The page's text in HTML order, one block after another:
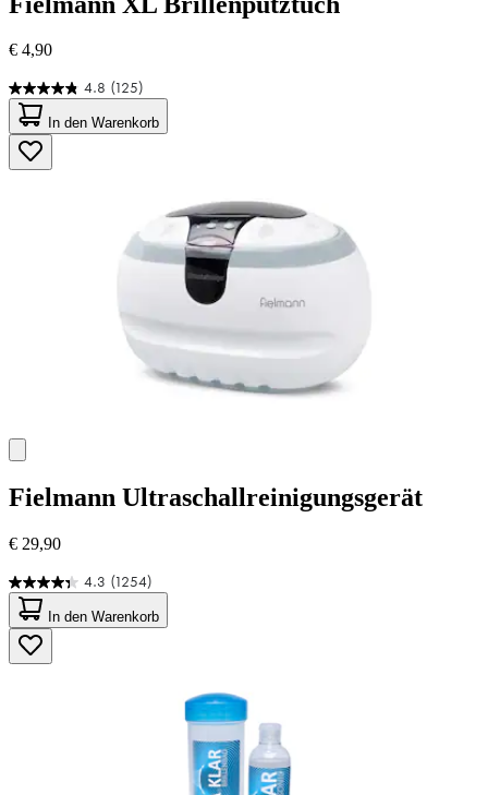
€ 4,90
4.8 (125)
4.8
von
5
Sternen.
125
In den Warenkorb
Fielmann Ultraschallreinigungsgerät
€ 29,90
4.3 (1254)
4.3
von
5
Sternen.
1254
In den Warenkorb